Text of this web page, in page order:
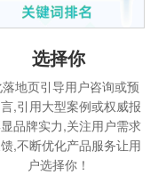
选择你
地页引导用户咨询或预
,引用大型案例或权威报
品牌实力,关注用户需求
,不断优化产品服务让用
户选择你！